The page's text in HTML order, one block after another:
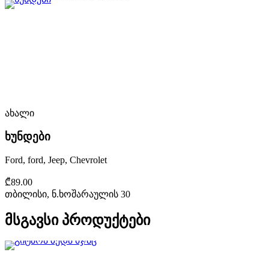
ახალი
ხუნდები
Ford, ford, Jeep, Chevrolet
₾89.00
თბილისი, ნ.ხოშარაულის 30
მსგავსი პროდუქტები